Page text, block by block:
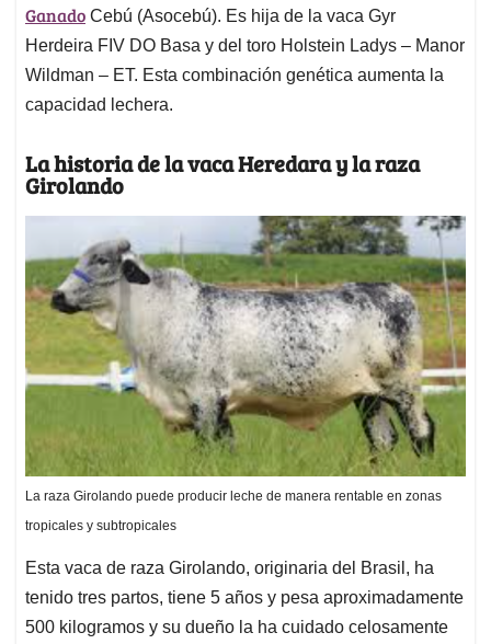
Ganado Cebú (Asocebú). Es hija de la vaca Gyr
Herdeira FIV DO Basa y del toro Holstein Ladys – Manor
Wildman – ET. Esta combinación genética aumenta la
capacidad lechera.
La historia de la vaca Heredara y la raza
Girolando
La raza Girolando puede producir leche de manera rentable en zonas
tropicales y subtropicales
Esta vaca de raza Girolando, originaria del Brasil, ha
tenido tres partos, tiene 5 años y pesa aproximadamente
500 kilogramos y su dueño la ha cuidado celosamente